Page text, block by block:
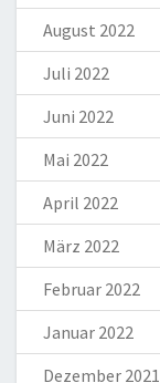
August 2022
Juli 2022
Juni 2022
Mai 2022
April 2022
März 2022
Februar 2022
Januar 2022
Dezember 2021